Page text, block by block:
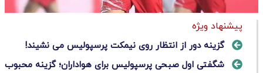
پیشنهاد ویژه
گزینه دور از انتظار روی نیمکت پرسپولیس می نشیند!
شگفتی اول صبحی پرسپولیس برای هواداران؛ گزینه محبوب